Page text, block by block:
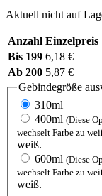
Aktuell nicht auf
Anzahl Einzelpreis
Bis 199 6,18 €
Ab 200 5,87 €
Gebindegröße
310ml
400ml (Diese
wechselt Farbe zu
weiß.
600ml (Diese
wechselt Farbe zu
weiß.